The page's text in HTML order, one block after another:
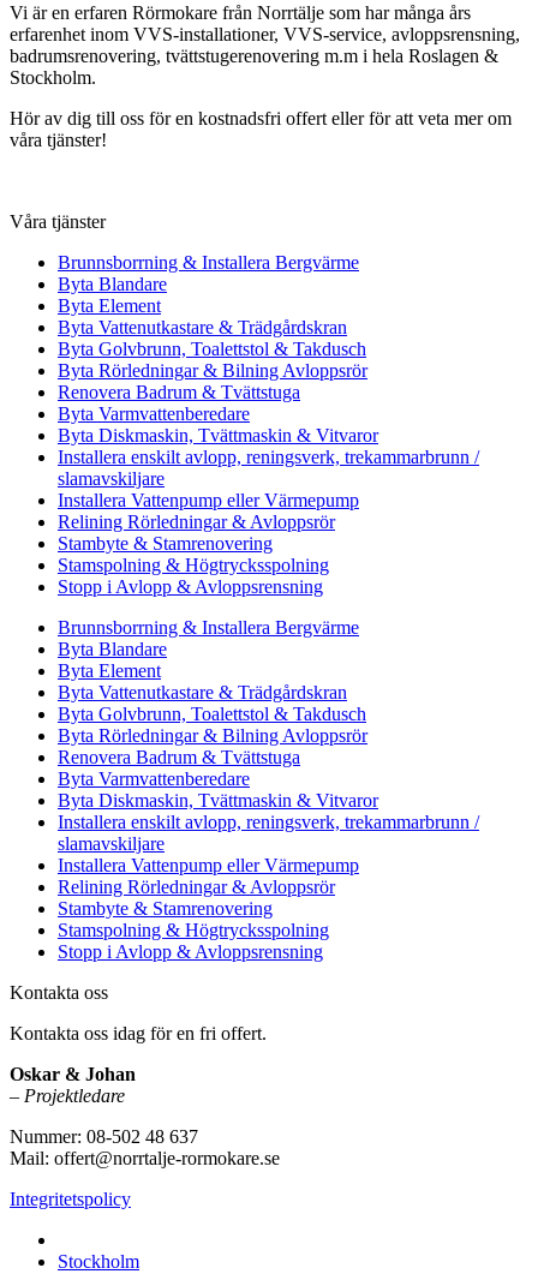
Vi är en erfaren Rörmokare från Norrtälje som har många års
erfarenhet inom VVS-installationer, VVS-service, avloppsrensning,
badrumsrenovering, tvättstugerenovering m.m i hela Roslagen &
Stockholm.
Hör av dig till oss för en kostnadsfri offert eller för att veta mer om
våra tjänster!
Våra tjänster
Brunnsborrning & Installera Bergvärme
Byta Blandare
Byta Element
Byta Vattenutkastare & Trädgårdskran
Byta Golvbrunn, Toalettstol & Takdusch
Byta Rörledningar & Bilning Avloppsrör
Renovera Badrum & Tvättstuga
Byta Varmvattenberedare
Byta Diskmaskin, Tvättmaskin & Vitvaror
Installera enskilt avlopp, reningsverk, trekammarbrunn /
slamavskiljare
Installera Vattenpump eller Värmepump
Relining Rörledningar & Avloppsrör
Stambyte & Stamrenovering
Stamspolning & Högtrycksspolning
Stopp i Avlopp & Avloppsrensning
Brunnsborrning & Installera Bergvärme
Byta Blandare
Byta Element
Byta Vattenutkastare & Trädgårdskran
Byta Golvbrunn, Toalettstol & Takdusch
Byta Rörledningar & Bilning Avloppsrör
Renovera Badrum & Tvättstuga
Byta Varmvattenberedare
Byta Diskmaskin, Tvättmaskin & Vitvaror
Installera enskilt avlopp, reningsverk, trekammarbrunn /
slamavskiljare
Installera Vattenpump eller Värmepump
Relining Rörledningar & Avloppsrör
Stambyte & Stamrenovering
Stamspolning & Högtrycksspolning
Stopp i Avlopp & Avloppsrensning
Kontakta oss
Kontakta oss idag för en fri offert.
Oskar & Johan
– Projektledare
Nummer: 08-502 48 637
Mail: offert@norrtalje-rormokare.se
Integritetspolicy
Stockholm